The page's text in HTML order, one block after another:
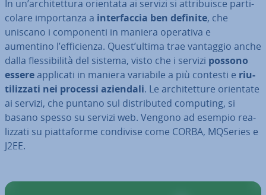
In un’ar­chi­tet­tu­ra orientata ai servizi si at­tri­bui­sce par­ti­
co­la­re im­por­tan­za a in­ter­fac­cia ben definite, che
uniscano i com­po­nen­ti in maniera operativa e
aumentino l’ef­fi­cien­za. Quest’ultima trae vantaggio anche
dalla fles­si­bi­li­tà del sistema, visto che i servizi possono
essereapplicati in maniera variabile a più contesti e riu­
ti­liz­za­ti nei processi aziendali. Le ar­chi­tet­tu­re orientate
ai servizi, che puntano sul di­stri­bu­ted computing, si
basano spesso su servizi web. Vengono ad esempio rea­
liz­za­ti su piat­ta­for­me condivise come CORBA, MQSeries e
J2EE.